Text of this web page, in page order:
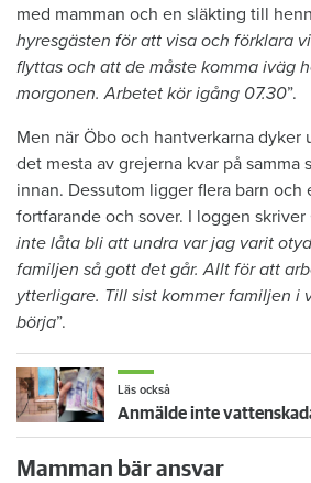
med mamman och en släkting till
hyresgästen för att visa och förklara
flyttas och att de måste komma iväg
morgonen. Arbetet kör igång 07.30”.
Men när Öbo och hantverkarna dyker
det mesta av grejerna kvar på samma
innan. Dessutom ligger flera barn och
fortfarande och sover. I loggen skriver
inte låta bli att undra var jag varit
familjen så gott det går. Allt för att
ytterligare. Till sist kommer familjen i
börja”.
Läs också
Mamman bär ansvar